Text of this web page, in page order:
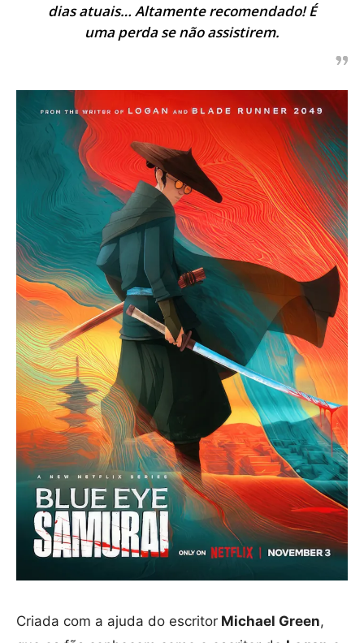
dias atuais… Altamente recomendado! É
uma perda se não assistirem.
Criada com a ajuda do escritor Michael Green,